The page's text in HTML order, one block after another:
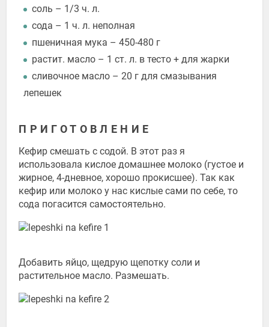
соль – 1/3 ч. л.
сода – 1 ч. л. неполная
пшеничная мука – 450-480 г
растит. масло – 1 ст. л. в тесто + для жарки
сливочное масло – 20 г для смазывания
лепешек
ПРИГОТОВЛЕНИЕ
Кефир смешать с содой. В этот раз я
использовала кислое домашнее молоко (густое и
жирное, 4-дневное, хорошо прокисшее). Так как
кефир или молоко у нас кислые сами по себе, то
сода погасится самостоятельно.
Добавить яйцо, щедрую щепотку соли и
растительное масло. Размешать.